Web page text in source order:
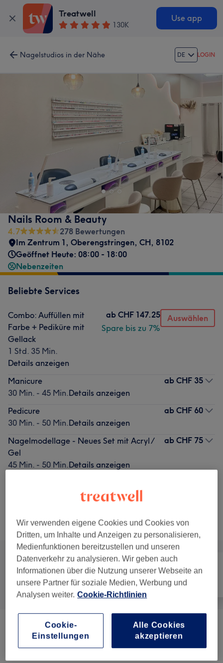
Treatwell
130K
Use app
Nagelstudios in der Nähe DE LOGIN
Nails Room & Beauty
4.7
278 Bewertungen
Im Zentrum 1, Oberengstringen, CH, 8102
Geöffnet Heute: 08:00 - 18:00
Nebenzeiten
Beliebte Services
Combo: Auffüllen mit
Farbe + Pediküre mit
Gellack
1 Std. 35 Min.
Details anzeigen
ab CHF 147.25
Spare bis zu 7%
Auswählen
Manicure
30 Min. - 45 Min.Details anzeigen
ab CHF 35
Pedicure
30 Min. - 50 Min.Details anzeigen
ab CHF 60
Nagelmodellage - Neues Set mit Acryl /
Gel
45 Min. - 50 Min.Details anzeigen
ab CHF 75
Details anzeigen
Alle Services
Alle Nägel
Manicure & Pedicure ab CHF 10
Wir verwenden eigene Cookies und Cookies von
Dritten, um Inhalte und Anzeigen zu personalisieren,
Medienfunktionen bereitzustellen und unseren
Datenverkehr zu analysieren. Wir geben auch
Informationen über die Nutzung unserer Webseite an
unsere Partner für soziale Medien, Werbung und
Analysen weiter. Cookie-Richtlinien
Alle Cookies
akzeptieren
Cookie-
Einstellungen